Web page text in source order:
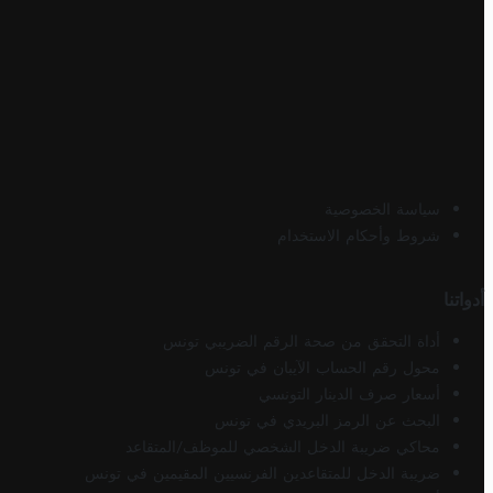
سياسة الخصوصية
شروط وأحكام الاستخدام
أدواتنا
أداة التحقق من صحة الرقم الضريبي تونس
محول رقم الحساب الآيبان في تونس
أسعار صرف الدينار التونسي
البحث عن الرمز البريدي في تونس
محاكي ضريبة الدخل الشخصي للموظف/المتقاعد
ضريبة الدخل للمتقاعدين الفرنسيين المقيمين في تونس